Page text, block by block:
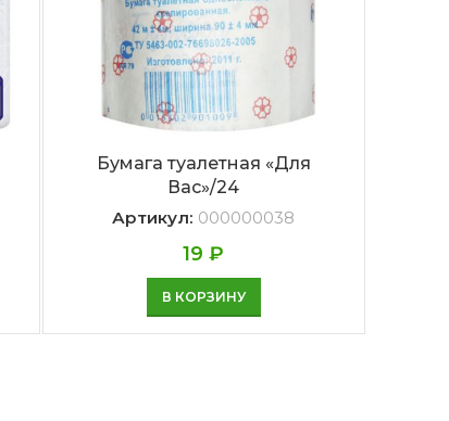
Бумага туалетная «Для
Вас»/24
Артикул: 000000038
19₽
В КОРЗИНУ